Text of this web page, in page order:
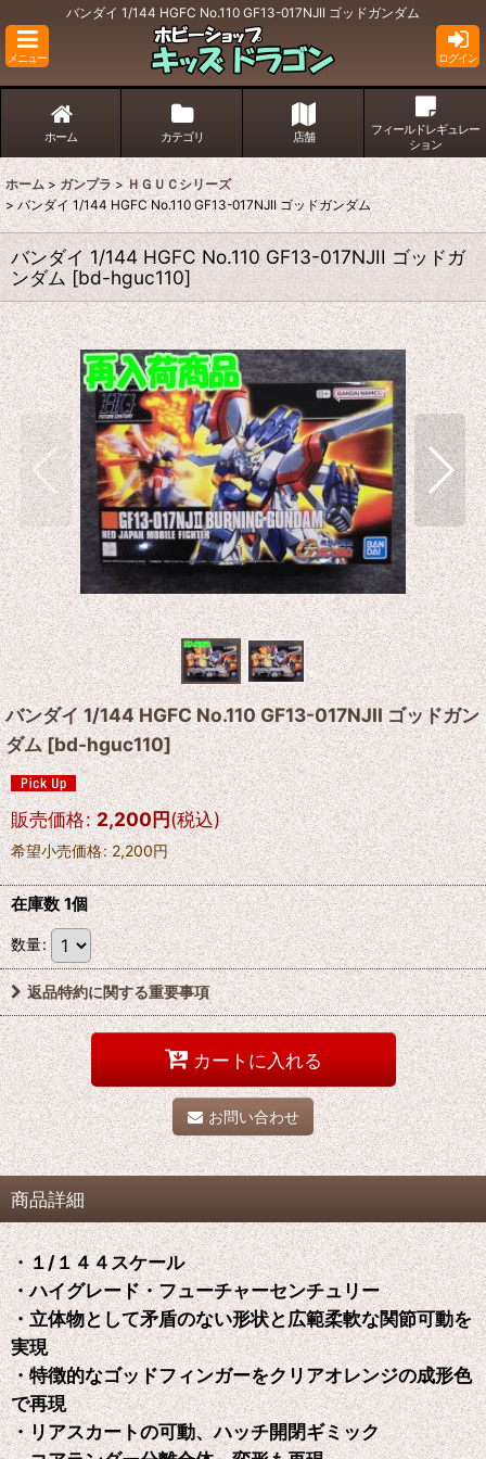
バンダイ 1/144 HGFC No.110 GF13-017NJII ゴッドガンダム
メニュー ログイン
ホーム カテゴリ 店舗
フィールドレギュレー
ション
ホーム > ガンプラ > ＨＧＵＣシリーズ
> バンダイ 1/144 HGFC No.110 GF13-017NJII ゴッドガンダム
バンダイ 1/144 HGFC No.110 GF13-017NJII ゴッドガ
ンダム [bd-hguc110]
バンダイ 1/144 HGFC No.110 GF13-017NJII ゴッドガン
ダム[bd-hguc110]
販売価格: 2,200円(税込)
希望小売価格: 2,200円
在庫数 1個
数量:
返品特約に関する重要事項
カートに入れる
お問い合わせ
商品詳細
・１/１４４スケール
・ハイグレード・フューチャーセンチュリー
・立体物として矛盾のない形状と広範柔軟な関節可動を
実現
・特徴的なゴッドフィンガーをクリアオレンジの成形色
で再現
・リアスカートの可動、ハッチ開閉ギミック